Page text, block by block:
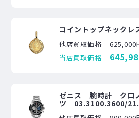
コイントップネック
他店買取価格
625,000
当店買取価格
ゼニス 腕時計 クロ
ツ 03.3100.3600/